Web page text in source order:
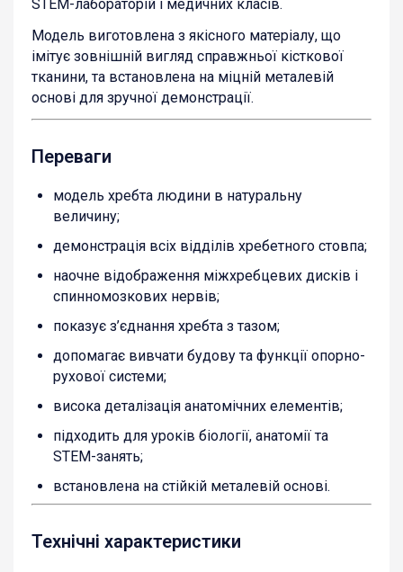
STEM-лабораторій і медичних класів.
Модель виготовлена з якісного матеріалу, що
імітує зовнішній вигляд справжньої кісткової
тканини, та встановлена на міцній металевій
основі для зручної демонстрації.
Переваги
модель хребта людини в натуральну
величину;
демонстрація всіх відділів хребетного стовпа;
наочне відображення міжхребцевих дисків і
спинномозкових нервів;
показує з’єднання хребта з тазом;
допомагає вивчати будову та функції опорно-
рухової системи;
висока деталізація анатомічних елементів;
підходить для уроків біології, анатомії та
STEM-занять;
встановлена на стійкій металевій основі.
Технічні характеристики